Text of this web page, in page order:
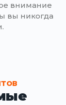
внимание
вы никогда